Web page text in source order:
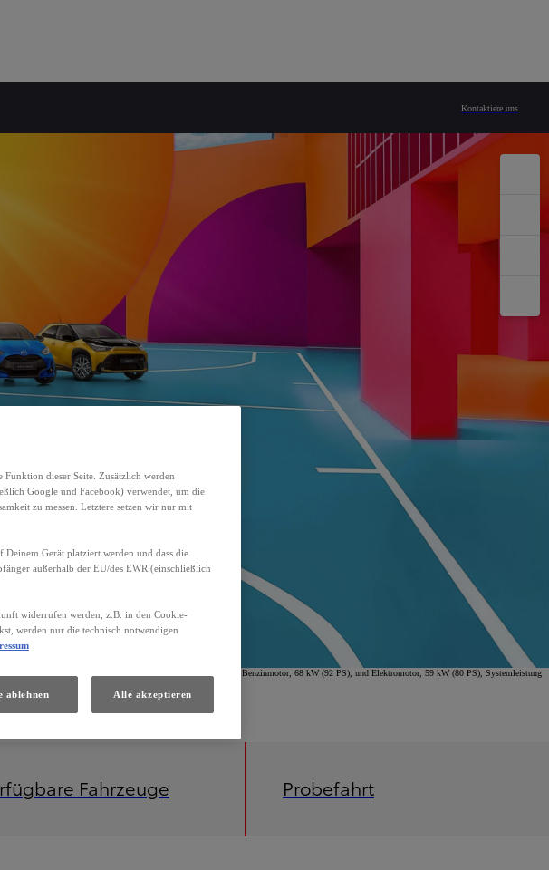
Kontaktiere uns
Energieverbrauch Toyota Yaris Comfort Hybrid, 1,5-l-VVT-i Benzinmotor, 68 kW (92 PS), und Elektromotor, 59 kW (80 PS), Systemleistung
Fahrzeuge Probefahrt
dieser Seite. Zusätzlich werden
Google und Facebook) verwendet, um die
zu messen. Letztere setzen wir nur mit
Gerät platziert werden und dass die
außerhalb der EU/des EWR (einschließlich
widerrufen werden, z.B. in den Cookie-
werden nur die technisch notwendigen
ablehnen Alle akzeptieren